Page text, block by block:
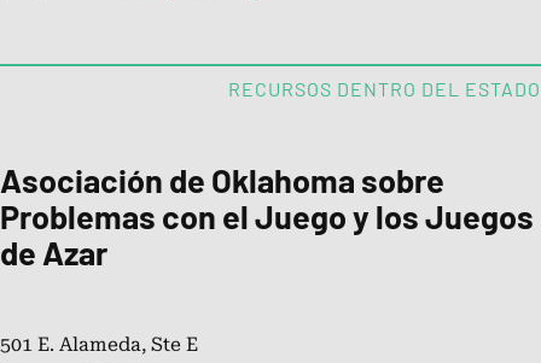
el juego
Ayuda por estado
Opciones de tratamiento para los
RECURSOS DENTRO DEL ESTADO
Asociación de Oklahoma sobre
Problemas con el Juego y los Juegos
de Azar
501 E. Alameda, Ste E